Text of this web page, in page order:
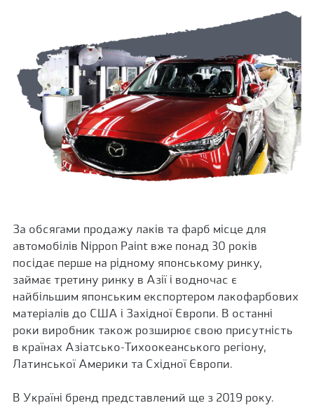
За обсягами продажу лаків та фарб місце для
автомобілів Nippon Paint вже понад 30 років
посідає перше на рідному японському ринку,
займає третину ринку в Азії і водночас є
найбільшим японським експортером лакофарбових
матеріалів до США і Західної Європи. В останні
роки виробник також розширює свою присутність
в країнах Азіатсько-Тихоокеанського регіону,
Латинської Америки та Східної Європи.
В Україні бренд представлений ще з 2019 року.